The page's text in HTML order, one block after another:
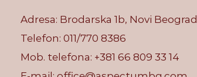
Adresa: Brodarska 1b, Novi Beograd
Telefon: 011/770 8386
Mob. telefona: +381 66 809 33 14